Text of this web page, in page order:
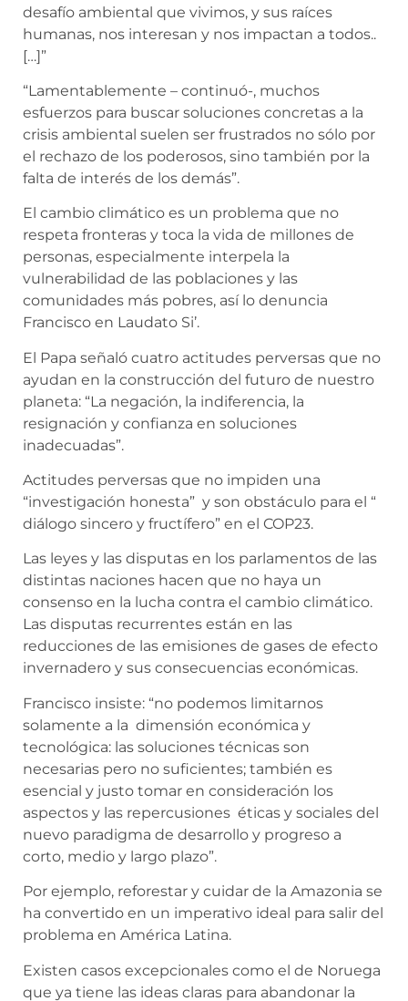
desafío ambiental que vivimos, y sus raíces
humanas, nos interesan y nos impactan a todos..
[…]”
“Lamentablemente – continuó-, muchos
esfuerzos para buscar soluciones concretas a la
crisis ambiental suelen ser frustrados no sólo por
el rechazo de los poderosos, sino también por la
falta de interés de los demás”.
El cambio climático es un problema que no
respeta fronteras y toca la vida de millones de
personas, especialmente interpela la
vulnerabilidad de las poblaciones y las
comunidades más pobres, así lo denuncia
Francisco en Laudato Si’.
El Papa señaló cuatro actitudes perversas que no
ayudan en la construcción del futuro de nuestro
planeta: “La negación, la indiferencia, la
resignación y confianza en soluciones
inadecuadas”.
Actitudes perversas que no impiden una
“investigación honesta” y son obstáculo para el “
diálogo sincero y fructífero” en el COP23.
Las leyes y las disputas en los parlamentos de las
distintas naciones hacen que no haya un
consenso en la lucha contra el cambio climático.
Las disputas recurrentes están en las
reducciones de las emisiones de gases de efecto
invernadero y sus consecuencias económicas.
Francisco insiste: “no podemos limitarnos
solamente a la dimensión económica y
tecnológica: las soluciones técnicas son
necesarias pero no suficientes; también es
esencial y justo tomar en consideración los
aspectos y las repercusiones éticas y sociales del
nuevo paradigma de desarrollo y progreso a
corto, medio y largo plazo”.
Por ejemplo, reforestar y cuidar de la Amazonia se
ha convertido en un imperativo ideal para salir del
problema en América Latina.
Existen casos excepcionales como el de Noruega
que ya tiene las ideas claras para abandonar la